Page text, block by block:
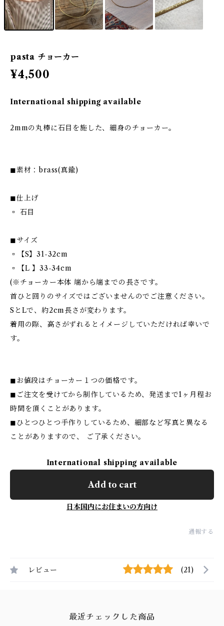
pasta チョーカー
¥4,500
International shipping available
2mmの丸棒に石目を施した、細身のチョーカー。
◼︎素材：brass(真鍮)
◼︎仕上げ
▫︎ 石目
◼︎サイズ
▫︎【S】31-32cm
▫︎【L 】33-34cm
(※チョーカー本体 端から端までの長さです。
首ひと回りのサイズではございませんのでご注意ください。
SとLで、約2cm長さが変わります。
着用の際、高さがずれるとイメージしていただければ幸いで
す。
◼︎お値段はチョーカー１つの価格です。
◼︎ご注文を受けてから制作しているため、発送まで1ヶ月程お
時間を頂くことがあります。
◼︎ひとつひとつ手作りしているため、細部など写真と異なる
ことがありますので、 ご了承ください。
International shipping available
Add to cart
日本国内にお住まいの方向け
通報する
レビュー (21)
最近チェックした商品